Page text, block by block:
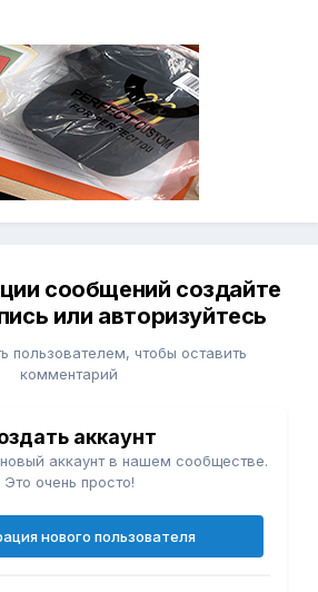
сообщений создайте
или авторизуйтесь
пользователем, чтобы оставить
комментарий
аккаунт
аккаунт в нашем сообществе.
Это очень просто!
нового пользователя